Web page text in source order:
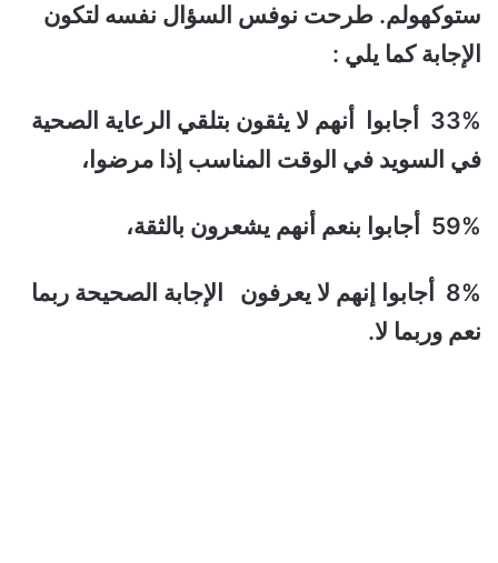
ستوكهولم. طرحت نوفس السؤال نفسه لتكون
الإجابة كما يلي :
33% أجابوا أنهم لا يثقون بتلقي الرعاية الصحية
في السويد في الوقت المناسب إذا مرضوا،
59% أجابوا بنعم أنهم يشعرون بالثقة،
8% أجابوا إنهم لا يعرفون الإجابة الصحيحة ربما
نعم وربما لا.